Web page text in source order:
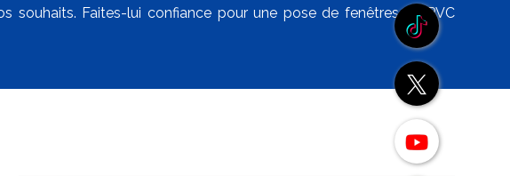
souhaits. Faites-lui confiance pour une pose de fenêtres en PVC